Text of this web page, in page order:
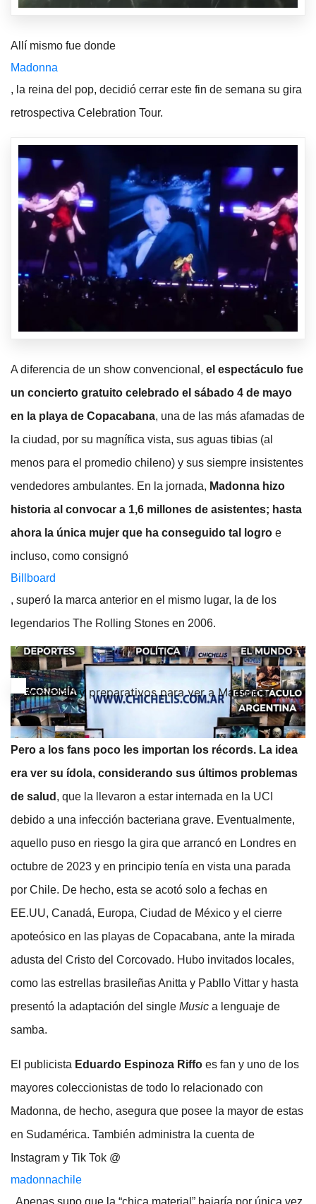
Allí mismo fue donde
Madonna
, la reina del pop, decidió cerrar este fin de semana su gira
retrospectiva Celebration Tour.
A diferencia de un show convencional, el espectáculo fue
un concierto gratuito celebrado el sábado 4 de mayo
en la playa de Copacabana, una de las más afamadas de
la ciudad, por su magnífica vista, sus aguas tibias (al
menos para el promedio chileno) y sus siempre insistentes
vendedores ambulantes. En la jornada, Madonna hizo
historia al convocar a 1,6 millones de asistentes; hasta
ahora la única mujer que ha conseguido tal logro e
incluso, como consignó
Billboard
, superó la marca anterior en el mismo lugar, la de los
legendarios The Rolling Stones en 2006.
Ansiedad y preparativos para ver a Madonna
Pero a los fans poco les importan los récords. La idea
era ver su ídola, considerando sus últimos problemas
de salud , que la llevaron a estar internada en la UCI
debido a una infección bacteriana grave. Eventualmente,
aquello puso en riesgo la gira que arrancó en Londres en
octubre de 2023 y en principio tenía en vista una parada
por Chile. De hecho, esta se acotó solo a fechas en
EE.UU, Canadá, Europa, Ciudad de México y el cierre
apoteósico en las playas de Copacabana, ante la mirada
adusta del Cristo del Corcovado. Hubo invitados locales,
como las estrellas brasileñas Anitta y Pabllo Vittar y hasta
presentó la adaptación del single Music a lenguaje de
samba.
El publicista Eduardo Espinoza Riffo es fan y uno de los
mayores coleccionistas de todo lo relacionado con
Madonna, de hecho, asegura que posee la mayor de estas
en Sudamérica. También administra la cuenta de
Instagram y Tik Tok @
madonnachile
. Apenas supo que la “chica material” bajaría por única vez